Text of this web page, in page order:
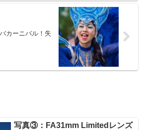
カーニバル！失
写真③：FA31mm Limitedレンズ